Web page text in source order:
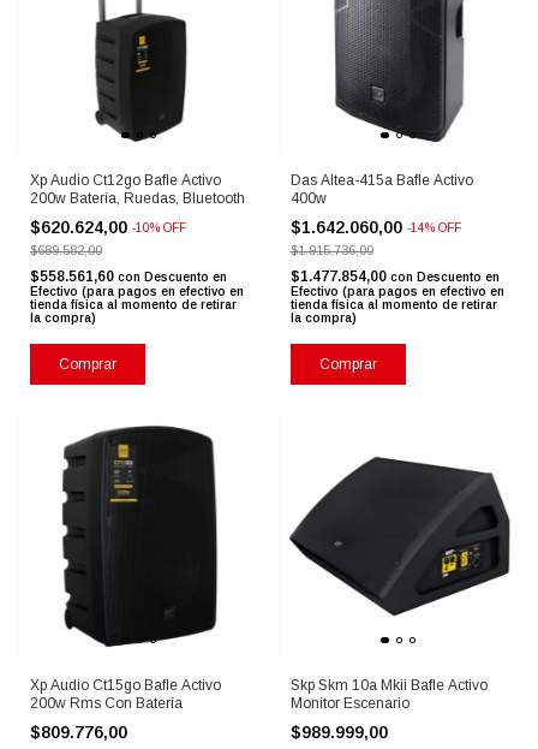
Xp Audio Ct12go Bafle Activo
200w Batería, Ruedas, Bluetooth
$620.624,00 -10% OFF
$689.582,00
$558.561,60 con Descuento en
Efectivo (para pagos en efectivo en
tienda física al momento de retirar
la compra)
Comprar
Das Altea-415a Bafle Activo
400w
$1.642.060,00 -14% OFF
$1.915.736,00
$1.477.854,00 con Descuento en
Efectivo (para pagos en efectivo en
tienda física al momento de retirar
la compra)
Comprar
Xp Audio Ct15go Bafle Activo
200w Rms Con Batería
$809.776,00
Skp Skm 10a Mkii Bafle Activo
Monitor Escenario
$989.999,00